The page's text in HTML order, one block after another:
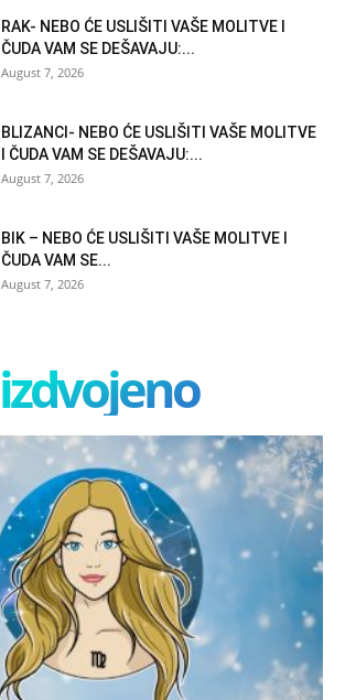
RAK- NEBO ĆE USLIŠITI VAŠE MOLITVE I
ČUDA VAM SE DEŠAVAJU:...
August 7, 2026
BLIZANCI- NEBO ĆE USLIŠITI VAŠE MOLITVE
I ČUDA VAM SE DEŠAVAJU:...
August 7, 2026
BIK – NEBO ĆE USLIŠITI VAŠE MOLITVE I
ČUDA VAM SE...
August 7, 2026
izdvojeno